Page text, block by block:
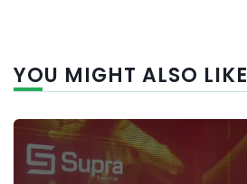
YOU MIGHT ALSO LIKE